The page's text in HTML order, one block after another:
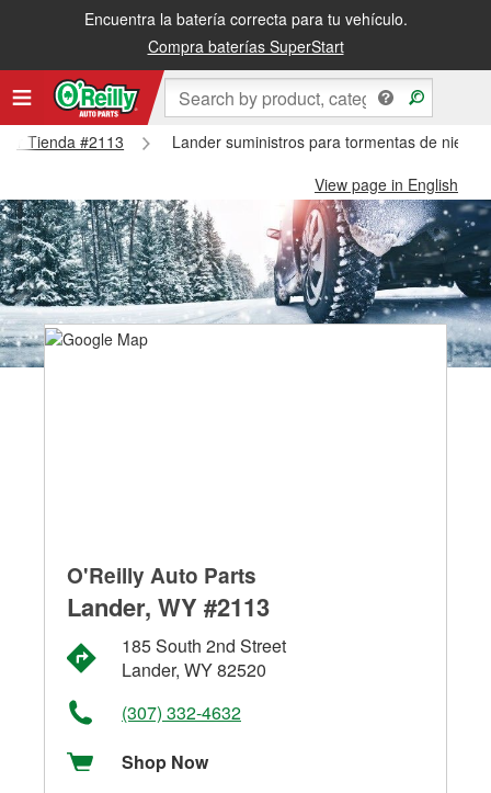
Encuentra la batería correcta para tu vehículo.
Compra baterías SuperStart
Tienda #2113
Lander suministros para tormentas de nieve
View page in English
O'Reilly Auto Parts
Lander, WY #2113
185 South 2nd Street
Lander, WY 82520
(307) 332-4632
Shop Now